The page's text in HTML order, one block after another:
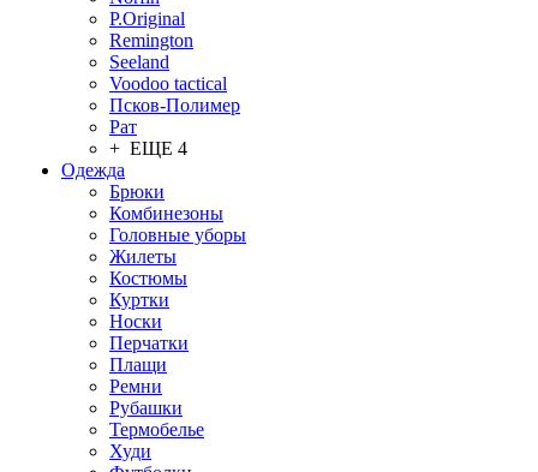
P.Original
Remington
Seeland
Voodoo tactical
Псков-Полимер
Рат
+ ЕЩЕ 4
Одежда
Брюки
Комбинезоны
Головные уборы
Жилеты
Костюмы
Куртки
Носки
Перчатки
Плащи
Ремни
Рубашки
Термобелье
Худи